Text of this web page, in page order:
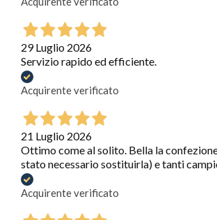
29 Luglio 2026
Servizio rapido ed efficiente.
Acquirente verificato
21 Luglio 2026
Ottimo come al solito. Bella la
stato necessario sostituirla) e tanti
Acquirente verificato